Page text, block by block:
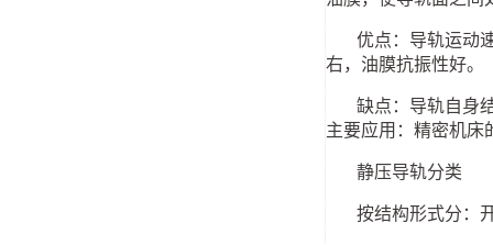
优点：导轨运动速
右，油膜抗振性好。
缺点：导轨自身结
主要应用：精密机床
静压导轨分类
按结构形式分：